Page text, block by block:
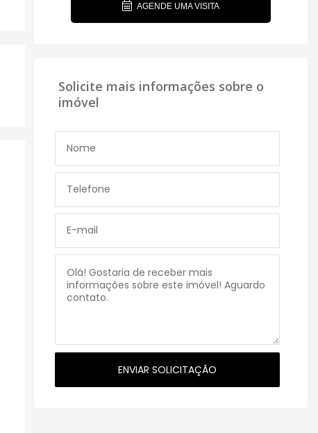
AGENDE UMA VISITA
Solicite mais informações sobre o
imóvel